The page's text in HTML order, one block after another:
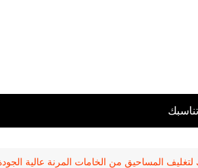
المساحيق من الخامات المرنة عالية